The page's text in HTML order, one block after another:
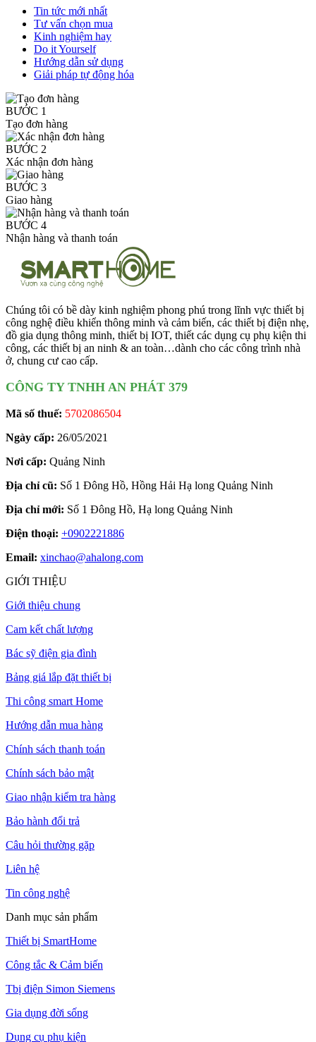
Tin tức mới nhất
Tư vấn chọn mua
Kinh nghiệm hay
Do it Yourself
Hướng dẫn sử dụng
Giải pháp tự động hóa
BƯỚC 1
Tạo đơn hàng
BƯỚC 2
Xác nhận đơn hàng
BƯỚC 3
Giao hàng
BƯỚC 4
Nhận hàng và thanh toán
Chúng tôi có bề dày kinh nghiệm phong phú trong lĩnh vực thiết bị
công nghệ điều khiển thông minh và cảm biến, các thiết bị điện nhẹ,
đồ gia dụng thông minh, thiết bị IOT, thiết các dụng cụ phụ kiện thi
công, các thiết bị an ninh & an toàn…dành cho các công trình nhà
ở, chung cư cao cấp.
CÔNG TY TNHH AN PHÁT 379
Mã số thuế: 5702086504
Ngày cấp: 26/05/2021
Nơi cấp: Quảng Ninh
Địa chỉ cũ: Số 1 Đông Hồ, Hồng Hải Hạ long Quảng Ninh
Địa chỉ mới: Số 1 Đông Hồ, Hạ long Quảng Ninh
Điện thoại: +0902221886
Email: xinchao@ahalong.com
GIỚI THIỆU
Giới thiệu chung
Cam kết chất lượng
Bác sỹ điện gia đình
Bảng giá lắp đặt thiết bị
Thi công smart Home
Hướng dẫn mua hàng
Chính sách thanh toán
Chính sách bảo mật
Giao nhận kiểm tra hàng
Bảo hành đổi trả
Câu hỏi thường gặp
Liên hệ
Tin công nghệ
Danh mục sản phẩm
Thiết bị SmartHome
Công tắc & Cảm biến
Tbị điện Simon Siemens
Gia dụng đời sống
Dụng cụ phụ kiện